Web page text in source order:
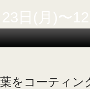
日(月)〜
をコーティ